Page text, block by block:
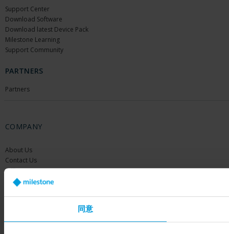
同意
Support Center
Download Software
Download latest Device Pack
Milestone Learning
Support Community
PARTNERS
Partners
COMPANY
About Us
Contact Us
Offices
Careers